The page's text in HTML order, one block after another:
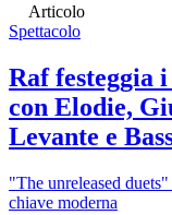
Articolo
Spettacolo
Raf festeggia
con Elodie,
Levante e
"The unreleased
chiave moderna